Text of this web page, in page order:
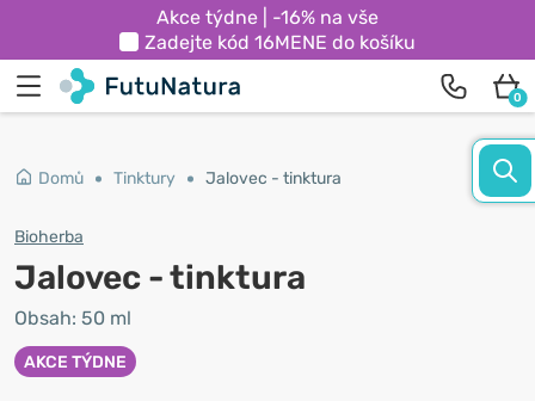
Akce týdne | -16% na vše
Zadejte kód 16MENE do košíku
0
Domů Tinktury Jalovec - tinktura
Bioherba
Jalovec - tinktura
Obsah: 50 ml
AKCE TÝDNE